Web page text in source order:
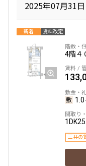
2LDK
専有面積
2025年07月31日
新着 賃料改定
4階４
1.0
1DK
三井の